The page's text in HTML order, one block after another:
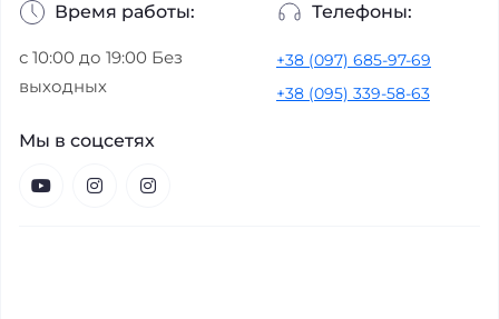
Время работы:
с 10:00 до 19:00 Без
выходных
Телефоны:
+38 (097) 685-97-69
+38 (095) 339-58-63
Мы в соцсетях